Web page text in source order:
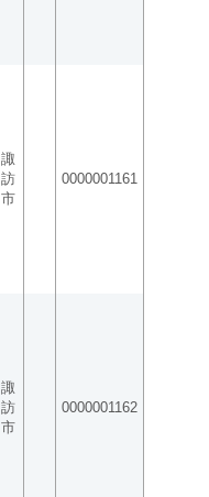
諏
訪
市
0000001161
諏
訪
市
0000001162